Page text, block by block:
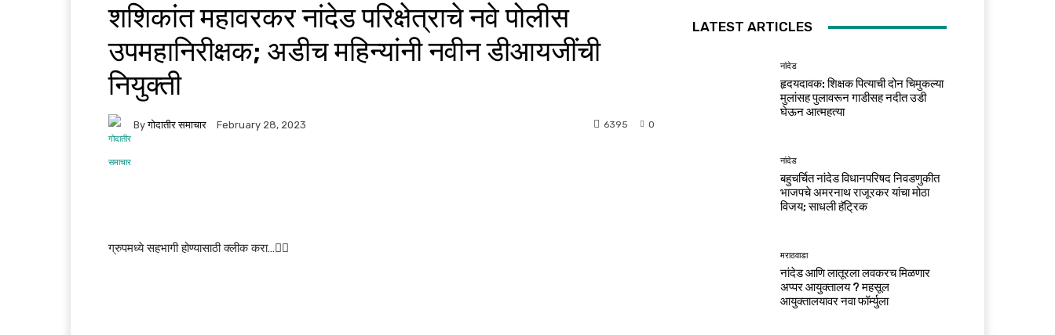
शशिकांत महावरकर नांदेड परिक्षेत्राचे नवे पोलीस
उपमहानिरीक्षक; अडीच महिन्यांनी नवीन डीआयजींची
नियुक्ती
By गोदातीर समाचार February 28, 2023 0
6395
ग्रुपमध्ये सहभागी होण्यासाठी क्लीक करा…👆🏻
LATEST ARTICLES
नांदेड
हृदयदावक: शिक्षक पित्याची दोन चिमुकल्या
मुलांसह पुलावरून गाडीसह नदीत उडी
घेऊन आत्महत्या
नांदेड
बहुचर्चित नांदेड विधानपरिषद निवडणुकीत
भाजपचे अमरनाथ राजूरकर यांचा मोठा
विजय; साधली हॅट्रिक
मराठवाडा
नांदेड आणि लातूरला लवकरच मिळणार
अप्पर आयुक्तालय ? महसूल
आयुक्तालयावर नवा फॉर्म्युला